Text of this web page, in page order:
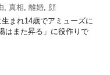
真相 離婚 顔
まれ14歳でアミューズに
はまた昇る」に役作りで